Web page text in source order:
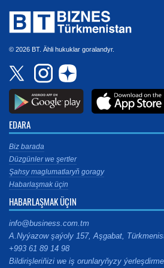
© 2026 BT. Ähli hukuklar goralandyr.
EDARA
Biz barada
Düzgünler we şertler
Şahsy maglumatlaryň goragy
Habarlaşmak üçin
HABARLAŞMAK ÜÇIN
info@business.com.tm
A.Nyýazow şaýoly 157, Aşgabat,
+993 61 89 14 98
Bildirişleriňizi we iş orunlaryňyzy